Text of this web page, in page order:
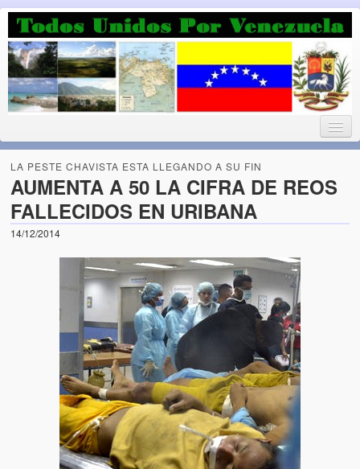
Luchando por la Democracia
Fuera el chavismo, la peor peste que le ha caido a esta tierra
Home
Todos Unidos por Venezuela te da la bienvenida a éste nuestro
Blog. (Todos Unidos por Venezuela welcomes you to our Blog)
Acerca de este blog (About this Blog)
El Tipo y los Rojos en Los Teques (The Jerk and the Reds in
Teques)
Hablé con Chavistas (I spoke with chavistas)
LA PESTE CHAVISTA ESTA LLEGANDO A SU FIN
AUMENTA A 50 LA CIFRA DE REOS
FALLECIDOS EN URIBANA
14/12/2014